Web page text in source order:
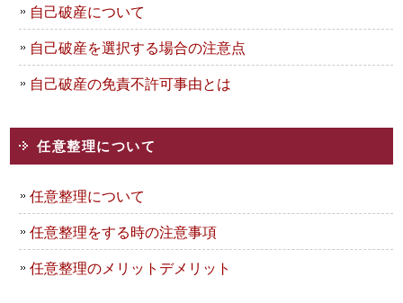
自己破産について
自己破産を選択する場合の注意点
自己破産の免責不許可事由とは
任意整理について
任意整理について
任意整理をする時の注意事項
任意整理のメリットデメリット